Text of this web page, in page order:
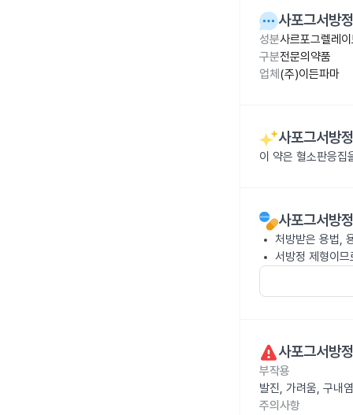
사포그서방
성분사르포그렐레
구분전문의약품
업체 (주)이든파마
사포그서방
이 약은 혈소판응집
사포그서방
처방받은 용법,
서방정 제형이
사포그서방
부작용
발진, 가려움, 구내
주의사항